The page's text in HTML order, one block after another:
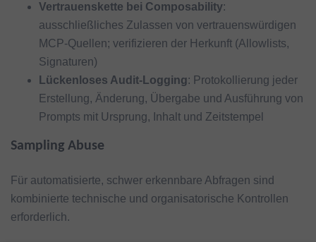
Vertrauenskette bei Composability:
ausschließliches Zulassen von vertrauenswürdigen
MCP-Quellen; verifizieren der Herkunft (Allowlists,
Signaturen)
Lückenloses Audit-Logging: Protokollierung jeder
Erstellung, Änderung, Übergabe und Ausführung von
Prompts mit Ursprung, Inhalt und Zeitstempel
Sampling Abuse
Für automatisierte, schwer erkennbare Abfragen sind
kombinierte technische und organisatorische Kontrollen
erforderlich.